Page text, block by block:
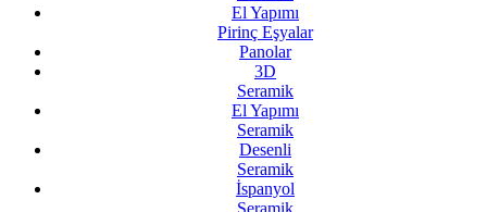
El Yapımı
Pirinç Eşyalar
Panolar
3D
Seramik
El Yapımı
Seramik
Desenli
Seramik
İspanyol
Seramik